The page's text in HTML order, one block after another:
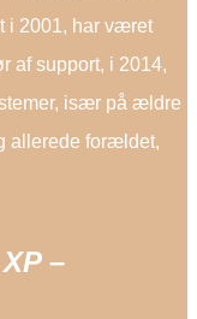
i 2001, har været
af support, i 2014,
især på ældre
allerede forældet,
–